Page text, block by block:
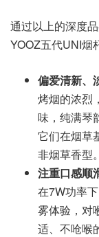
通过以上的深度
YOOZ五代UNI烟
偏爱清新、
烤烟的浓烈
味，纯满琴
它们在烟草
非烟草香型。
注重口感顺
在7W功率
雾体验，对
适、不呛喉